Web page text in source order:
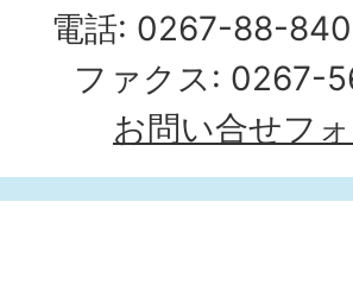
電話: 0267-88-
ファクス: 0267-
お問い合せフ